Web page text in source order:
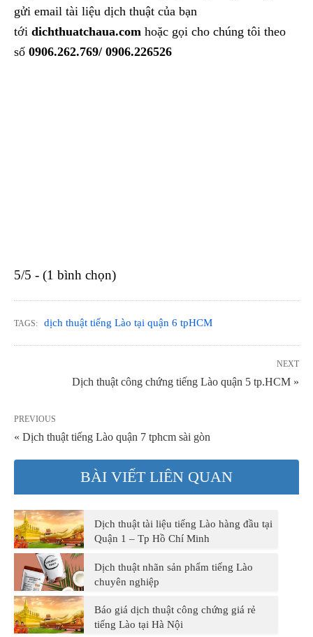
gửi email tài liệu dịch thuật của bạn
tới dichthuatchaua.com hoặc gọi cho chúng tôi theo
số 0906.262.769/ 0906.226526
5/5 - (1 bình chọn)
TAGS: dịch thuật tiếng Lào tại quận 6 tpHCM
NEXT
Dịch thuật công chứng tiếng Lào quận 5 tp.HCM »
PREVIOUS
« Dịch thuật tiếng Lào quận 7 tphcm sài gòn
BÀI VIẾT LIÊN QUAN
Dịch thuật tài liệu tiếng Lào hàng đầu tại
Quận 1 – Tp Hồ Chí Minh
Dịch thuật nhãn sản phẩm tiếng Lào
chuyên nghiệp
Báo giá dịch thuật công chứng giá rẻ
tiếng Lào tại Hà Nội